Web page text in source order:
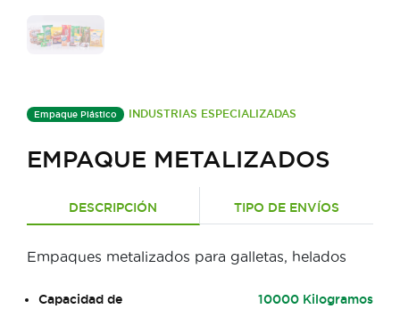
Empaque Plástico INDUSTRIAS ESPECIALIZADAS
EMPAQUE METALIZADOS
DESCRIPCIÓN TIPO DE ENVÍOS
Empaques metalizados para galletas, helados
Capacidad de
10000 Kilogramos